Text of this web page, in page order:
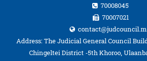
70008045
70007021
Address: The Judicial General Council
Chingeltei District -5th Khoroo,